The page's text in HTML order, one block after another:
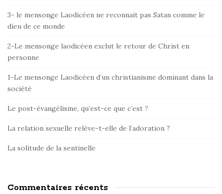
e
S
i
d
b
a
r
3- le mensonge Laodicéen ne reconnait pas Satan comme le
dieu de ce monde
2-Le mensonge laodicéen exclut le retour de Christ en
personne
1-Le mensonge Laodicéen d’un christianisme dominant dans la
société
Le post-évangélisme, qu’est-ce que c’est ?
La relation sexuelle relève-t-elle de l’adoration ?
La solitude de la sentinelle
Commentaires récents